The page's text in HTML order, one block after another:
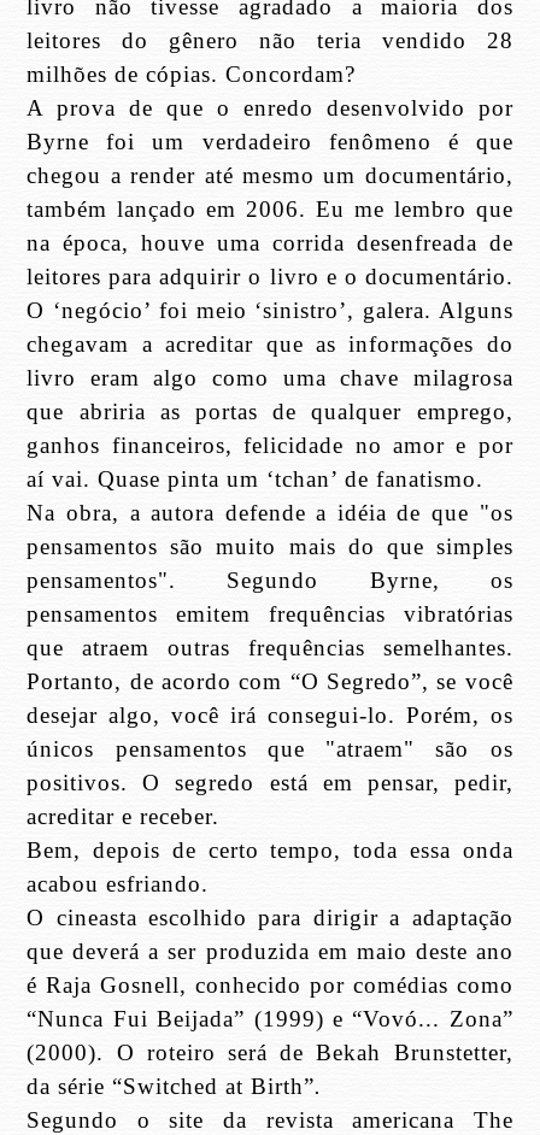
livro não tivesse agradado a maioria dos
leitores do gênero não teria vendido 28
milhões de cópias. Concordam?
A prova de que o enredo desenvolvido por
Byrne foi um verdadeiro fenômeno é que
chegou a render até mesmo um documentário,
também lançado em 2006. Eu me lembro que
na época, houve uma corrida desenfreada de
leitores para adquirir o livro e o documentário.
O ‘negócio’ foi meio ‘sinistro’, galera. Alguns
chegavam a acreditar que as informações do
livro eram algo como uma chave milagrosa
que abriria as portas de qualquer emprego,
ganhos financeiros, felicidade no amor e por
aí vai. Quase pinta um ‘tchan’ de fanatismo.
Na obra, a autora defende a idéia de que "os
pensamentos são muito mais do que simples
pensamentos". Segundo Byrne, os
pensamentos emitem frequências vibratórias
que atraem outras frequências semelhantes.
Portanto, de acordo com “O Segredo”, se você
desejar algo, você irá consegui-lo. Porém, os
únicos pensamentos que "atraem" são os
positivos. O segredo está em pensar, pedir,
acreditar e receber.
Bem, depois de certo tempo, toda essa onda
acabou esfriando.
O cineasta escolhido para dirigir a adaptação
que deverá a ser produzida em maio deste ano
é Raja Gosnell, conhecido por comédias como
“Nunca Fui Beijada” (1999) e “Vovó... Zona”
(2000). O roteiro será de Bekah Brunstetter,
da série “Switched at Birth”.
Segundo o site da revista americana The